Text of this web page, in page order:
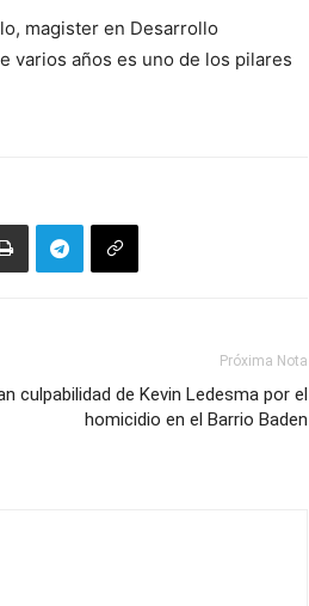
magister en Desarrollo
varios años es uno de los pilares
Próxima Nota
culpabilidad de Kevin Ledesma por el
homicidio en el Barrio Baden